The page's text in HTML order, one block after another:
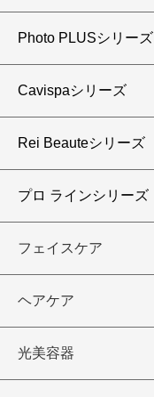
Photo PLUSシリーズ
Cavispaシリーズ
Rei Beauteシリーズ
プロ ラインシリーズ
フェイスケア
ヘアケア
光美容器